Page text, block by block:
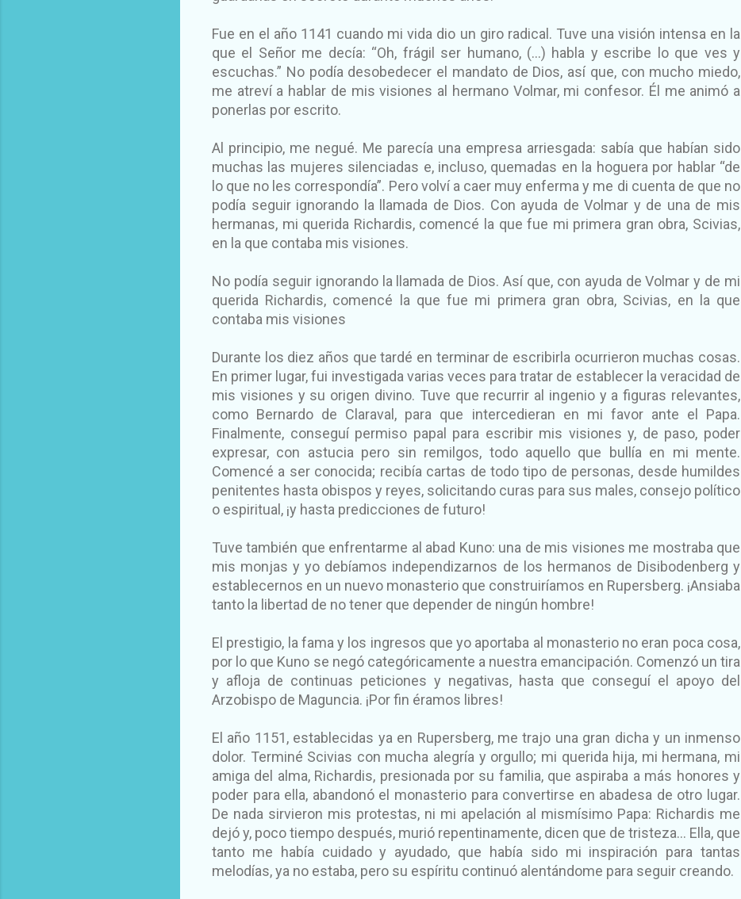
Fue en el año 1141 cuando mi vida dio un giro radical. Tuve una visión intensa en la
que el Señor me decía: “Oh, frágil ser humano, (…) habla y escribe lo que ves y
escuchas.” No podía desobedecer el mandato de Dios, así que, con mucho miedo,
me atreví a hablar de mis visiones al hermano Volmar, mi confesor. Él me animó a
ponerlas por escrito.
Al principio, me negué. Me parecía una empresa arriesgada: sabía que habían sido
muchas las mujeres silenciadas e, incluso, quemadas en la hoguera por hablar “de
lo que no les correspondía”. Pero volví a caer muy enferma y me di cuenta de que no
podía seguir ignorando la llamada de Dios. Con ayuda de Volmar y de una de mis
hermanas, mi querida Richardis, comencé la que fue mi primera gran obra, Scivias,
en la que contaba mis visiones.
No podía seguir ignorando la llamada de Dios. Así que, con ayuda de Volmar y de mi
querida Richardis, comencé la que fue mi primera gran obra, Scivias, en la que
contaba mis visiones
Durante los diez años que tardé en terminar de escribirla ocurrieron muchas cosas.
En primer lugar, fui investigada varias veces para tratar de establecer la veracidad de
mis visiones y su origen divino. Tuve que recurrir al ingenio y a figuras relevantes,
como Bernardo de Claraval, para que intercedieran en mi favor ante el Papa.
Finalmente, conseguí permiso papal para escribir mis visiones y, de paso, poder
expresar, con astucia pero sin remilgos, todo aquello que bullía en mi mente.
Comencé a ser conocida; recibía cartas de todo tipo de personas, desde humildes
penitentes hasta obispos y reyes, solicitando curas para sus males, consejo político
o espiritual, ¡y hasta predicciones de futuro!
Tuve también que enfrentarme al abad Kuno: una de mis visiones me mostraba que
mis monjas y yo debíamos independizarnos de los hermanos de Disibodenberg y
establecernos en un nuevo monasterio que construiríamos en Rupersberg. ¡Ansiaba
tanto la libertad de no tener que depender de ningún hombre!
El prestigio, la fama y los ingresos que yo aportaba al monasterio no eran poca cosa,
por lo que Kuno se negó categóricamente a nuestra emancipación. Comenzó un tira
y afloja de continuas peticiones y negativas, hasta que conseguí el apoyo del
Arzobispo de Maguncia. ¡Por fin éramos libres!
El año 1151, establecidas ya en Rupersberg, me trajo una gran dicha y un inmenso
dolor. Terminé Scivias con mucha alegría y orgullo; mi querida hija, mi hermana, mi
amiga del alma, Richardis, presionada por su familia, que aspiraba a más honores y
poder para ella, abandonó el monasterio para convertirse en abadesa de otro lugar.
De nada sirvieron mis protestas, ni mi apelación al mismísimo Papa: Richardis me
dejó y, poco tiempo después, murió repentinamente, dicen que de tristeza… Ella, que
tanto me había cuidado y ayudado, que había sido mi inspiración para tantas
melodías, ya no estaba, pero su espíritu continuó alentándome para seguir creando.